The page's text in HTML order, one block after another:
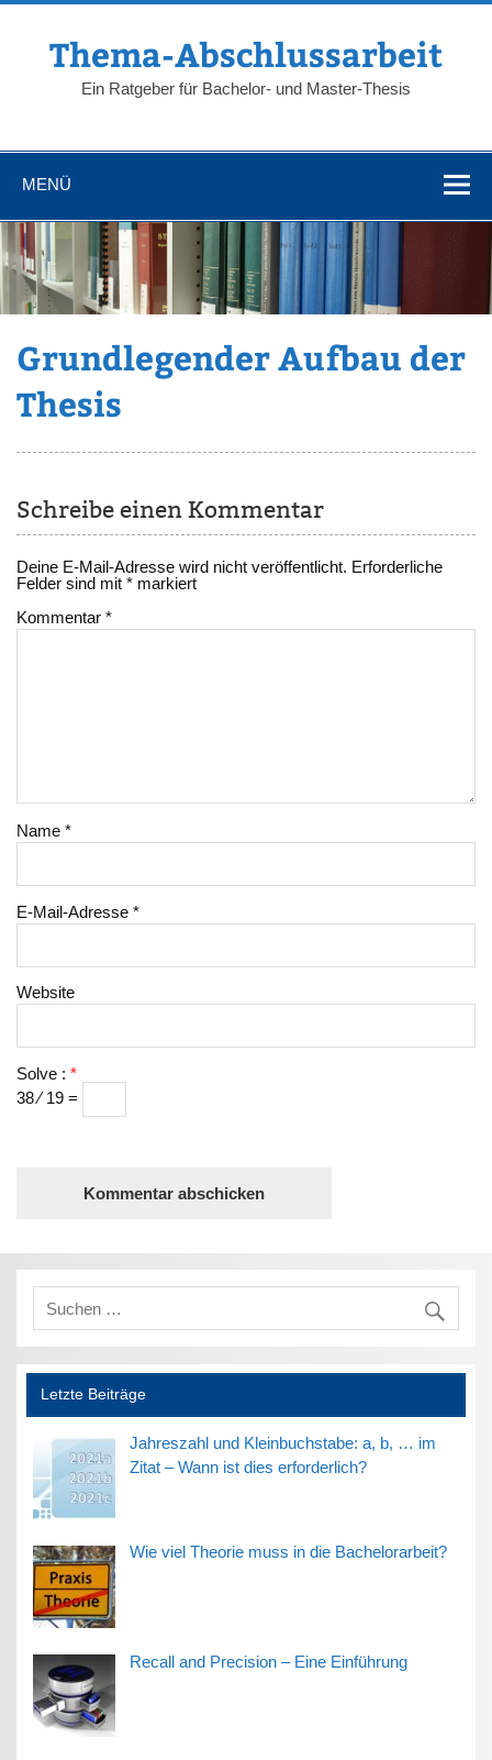
Zum
springenThema-Abschlussarbeit
Ein Ratgeber für Bachelor- und Master-Thesis
MENÜ
Grundlegender Aufbau der
Thesis
Schreibe einen Kommentar
Deine E-Mail-Adresse wird nicht veröffentlicht. Erforderliche
Felder sind mit* markiert
Kommentar*
Name*
E-Mail-Adresse*
Website
Solve :*
38 ⁄ 19 =
Letzte Beiträge
Jahreszahl und Kleinbuchstabe: a, b, … im
Zitat – Wann ist dies erforderlich?
Wie viel Theorie muss in die Bachelorarbeit?
Recall and Precision – Eine Einführung